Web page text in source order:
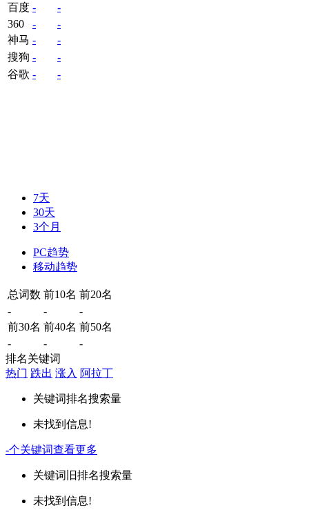
百度 -
-
360
-
-
神马 -
-
搜狗 -
-
谷歌 - -
7天
30天
3个月
PC趋势
移动趋势
总词数 前10名 前20名
-
-
-
前30名 前40名 前50名
-
-
-
排名关键词
热门 跌出 涨入 阿拉丁
关键词排名搜索量
未找到信息!
-个关键词查看更多
关键词 旧排名搜索量
未找到信息!